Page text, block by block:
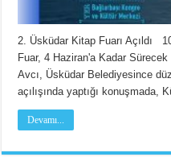
2. Üsküdar Kitap Fuarı Açıldı
Fuar, 4 Haziran'a Kadar
Avcı, Üsküdar Belediyesince
açılışında yaptığı konuşmada,
Devamı...